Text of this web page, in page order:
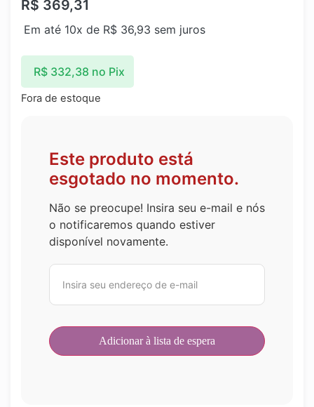
R$ 369,31
Em até 10x de R$ 36,93 sem juros
R$332,38 no Pix
Fora de estoque
Este produto está
esgotado no momento.
Não se preocupe! Insira seu e-mail e nós
o notificaremos quando estiver
disponível novamente.